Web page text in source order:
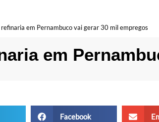
em Pernambuco vai gerar 30 mil empregos
em
Facebook